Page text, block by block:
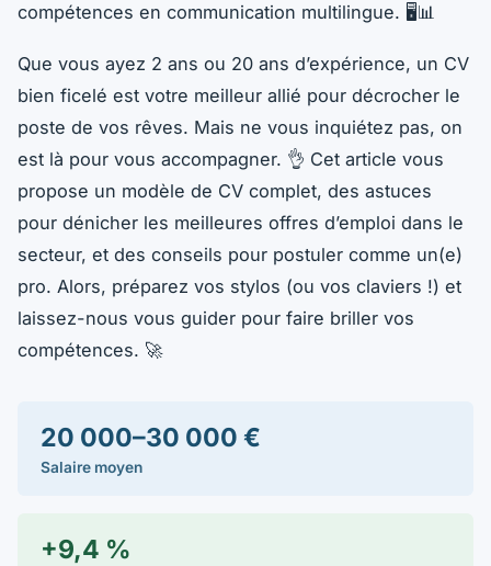
compétences en communication multilingue. 🖥️📊
Que vous ayez 2 ans ou 20 ans d’expérience, un CV
bien ficelé est votre meilleur allié pour décrocher le
poste de vos rêves. Mais ne vous inquiétez pas, on
est là pour vous accompagner. 👌 Cet article vous
propose un modèle de CV complet, des astuces
pour dénicher les meilleures offres d’emploi dans le
secteur, et des conseils pour postuler comme un(e)
pro. Alors, préparez vos stylos (ou vos claviers !) et
laissez-nous vous guider pour faire briller vos
compétences. 🚀
20 000–30 000 €
Salaire moyen
+9,4 %